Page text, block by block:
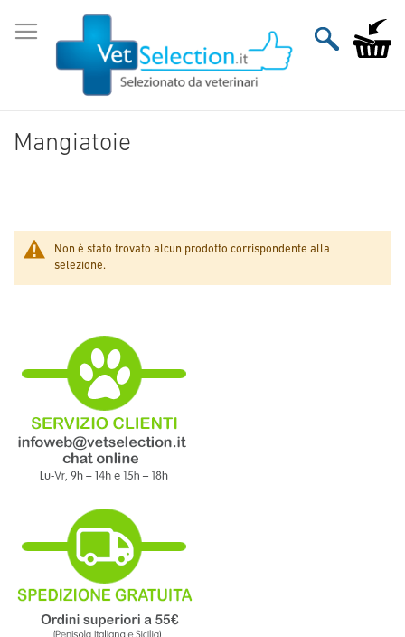
al
contenuto
Carrello
Mangiatoie
Non è stato trovato alcun prodotto corrispondente alla
selezione.